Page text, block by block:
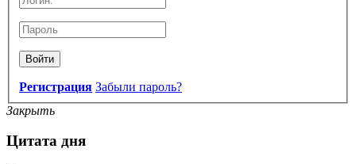
Войти
Регистрация Забыли пароль?
Закрыть
Цитата дня